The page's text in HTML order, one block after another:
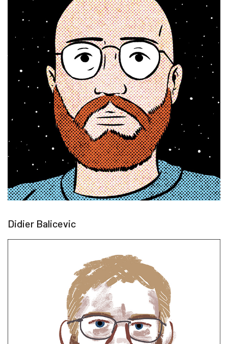
Didier Balicevic